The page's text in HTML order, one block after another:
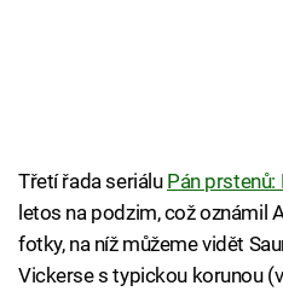
Třetí řada seriálu Pán
letos na podzim, což oznámil
fotky, na níž můžeme vidět
Vickerse s typickou korunou